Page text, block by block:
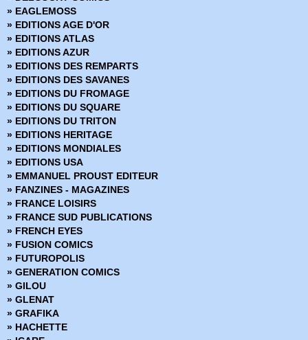
» DC Universe
» DC Universe Hors Série
» Deadpool (Vol 1 - 1999)
» Deadpool (Vol 2 - 2011)
» Deadpool (Vol 3 - 2012)
» Deadpool (Vol 4 - 2013)
» Deadpool (Vol 5 - 2017)
» Deadpool Hors Série (Vol 1 - 2014)
» Deadpool Hors Série (Vol 2 - 2017)
» Fantastic Four - Renaissance des Heros
» Fantastic Four - Retour des Heros
» Fear Itself
» Fear Itself - Hors Série
» Fear Itself - The fearless
» Fortnite x Marvel : La Guerre zéro
» Generation X
» House of M
» Hulk (Vol 1) Version Intégrale
» Hulk (Vol 2 - 2003)
» Hulk (Vol 3 - 2012)
» Infinite Crisis 52
» Infinity
» Inhumans vs X-Men
» Iron-man - Hors Serie
» EAGLEMOSS
» EDITIONS AGE D'OR
» EDITIONS ATLAS
» EDITIONS AZUR
» EDITIONS DES REMPARTS
» EDITIONS DES SAVANES
» EDITIONS DU FROMAGE
» EDITIONS DU SQUARE
» EDITIONS DU TRITON
» EDITIONS HERITAGE
» EDITIONS MONDIALES
» EDITIONS USA
» EMMANUEL PROUST EDITEUR
» FANZINES - MAGAZINES
» FRANCE LOISIRS
» FRANCE SUD PUBLICATIONS
» FRENCH EYES
» FUSION COMICS
» FUTUROPOLIS
» GENERATION COMICS
» GILOU
» GLENAT
» GRAFIKA
» HACHETTE